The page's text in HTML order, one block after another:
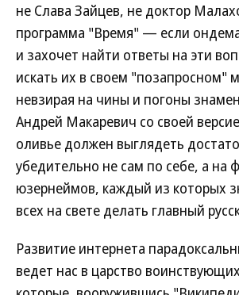
не Слава Зайцев, не доктор
программа "Время" — если
и захочет найти ответы на эти
искать их в своем "позапросном"
невзирая на чины и погоны
Андрей Макаревич со своей
оливье должен выглядеть
убедительно не сам по себе, а на
юзернеймов, каждый из которых
всех на свете делать главный
Развитие интернета
ведет нас в царство